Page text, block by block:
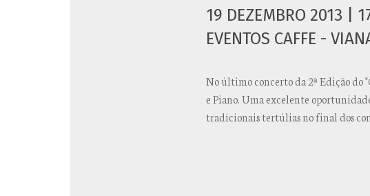
19 DEZEMBRO 2013 |
EVENTOS CAFFE -
No último concerto da 2ª Edição do
e Piano. Uma excelente
tradicionais tertúlias no final dos